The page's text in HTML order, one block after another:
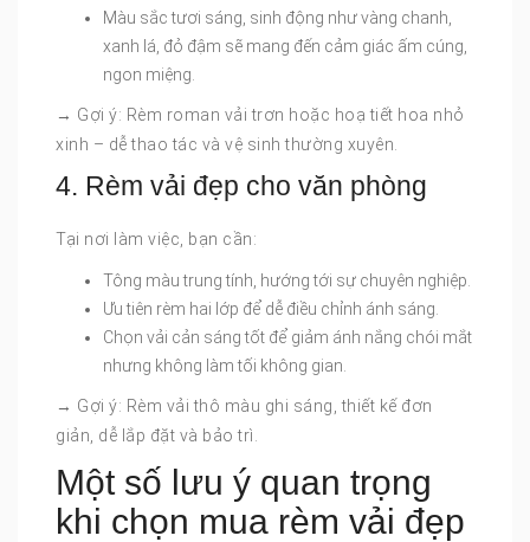
Màu sắc tươi sáng, sinh động như vàng chanh,
xanh lá, đỏ đậm sẽ mang đến cảm giác ấm cúng,
ngon miệng.
→ Gợi ý: Rèm roman vải trơn hoặc hoạ tiết hoa nhỏ
xinh – dễ thao tác và vệ sinh thường xuyên.
4. Rèm vải đẹp cho văn phòng
Tại nơi làm việc, bạn cần:
Tông màu trung tính, hướng tới sự chuyên nghiệp.
Ưu tiên rèm hai lớp để dễ điều chỉnh ánh sáng.
Chọn vải cản sáng tốt để giảm ánh nắng chói mắt
nhưng không làm tối không gian.
→ Gợi ý: Rèm vải thô màu ghi sáng, thiết kế đơn
giản, dễ lắp đặt và bảo trì.
Một số lưu ý quan trọng
khi chọn mua rèm vải đẹp